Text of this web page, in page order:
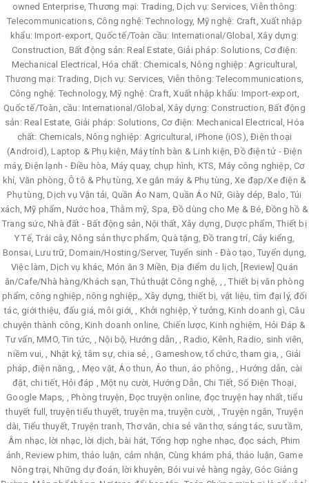
owned Enterprise, Thương mại: Trading, Dịch vụ: Services, Viễn thông:
Telecommunications, Công nghệ: Technology, Mỹ nghệ: Craft, Xuất nhập
khẩu: Import-export, Quốc tế/Toàn cầu: International/Global, Xây dựng:
Construction, Bất động sản: Real Estate, Giải pháp: Solutions, Cơ điện:
Mechanical Electrical, Hóa chất: Chemicals, Nông nghiệp: Agricultural,
Thương mại: Trading, Dịch vụ: Services, Viễn thông: Telecommunications,
Công nghệ: Technology, Mỹ nghệ: Craft, Xuất nhập khẩu: Import-export,
Quốc tế/Toàn, cầu: International/Global, Xây dựng: Construction, Bất động
sản: Real Estate, Giải pháp: Solutions, Cơ điện: Mechanical Electrical, Hóa
chất: Chemicals, Nông nghiệp: Agricultural, iPhone (iOS), Điện thoại
(Android), Laptop & Phụ kiện, Máy tính bàn & Linh kiện, Đồ điện tử - Điện
máy, Điện lạnh - Điều hòa, Máy quay, chụp hình, KTS, Máy công nghiệp, Cơ
khí, Văn phòng, Ô tô & Phụ tùng, Xe gắn máy & Phụ tùng, Xe đạp/Xe điện &
Phụ tùng, Dịch vụ Vận tải, Quần Áo Nam, Quần Áo Nữ, Giày dép, Balo, Túi
xách, Mỹ phẩm, Nước hoa, Thẫm mỹ, Spa, Đồ dùng cho Mẹ & Bé, Đồng hồ &
Trang sức, Nhà đất - Bất động sản, Nội thất, Xây dựng, Dược phẩm, Thiết bị
Y Tế, Trái cây, Nông sản thực phẩm, Quà tặng, Đồ trang trí, Cây kiểng,
Bonsai, Lưu trữ, Domain/Hosting/Server, Tuyển sinh - Đào tạo, Tuyển dụng,
Việc làm, Dịch vụ khác, Món ăn 3 Miền, Địa điểm du lịch, [Review] Quán
ăn/Cafe/Nhà hàng/Khách sạn, Thủ thuật Công nghệ, , , Thiết bị văn phòng
phẩm, công nghiệp, nông nghiệp,, Xây dựng, thiết bị, vật liệu, tìm đại lý, đối
tác, giới thiệu, đấu giá, môi giới, , Khởi nghiệp, Ý tưởng, Kinh doanh gì, Câu
chuyện thành công, Kinh doanh online, Chiến lược, Kinh nghiệm, Hỏi Đáp &
Tư vấn, MMO, Tin tức, , Nội bộ, Hướng dẫn, , Radio, Kênh, Radio, sinh viên,
niềm vui, , Nhật ký, tâm sự, chia sẻ, , Gameshow, tổ chức, tham gia, , Giải
pháp, điện năng, , Mẹo vặt, Áo thun, Áo thun, áo phông, , Hướng dẫn, cài
đặt, chi tiết, Hỏi đáp , Một nụ cười, Hướng Dẫn, Chi Tiết, Số Điện Thoại,
Google Maps, , Phòng truyện, Đọc truyện online, đọc truyện hay nhất, tiểu
thuyết full, truyện tiểu thuyết, truyện ma, truyện cười, , Truyện ngắn, Truyện
dài, Tiểu thuyết, Truyện tranh, Thơ văn, chia sẻ văn thơ, sáng tác, sưu tầm,
Âm nhạc, lời nhạc, lời dịch, bài hát, Tổng hợp nghe nhạc, đọc sách, Phim
ảnh, Review phim, thảo luận, cảm nhận, Cùng khám phá, thảo luận, Game
Nông trại, Những dự đoán, lời khuyên, Bói vui vẻ hàng ngày, Góc Giảng